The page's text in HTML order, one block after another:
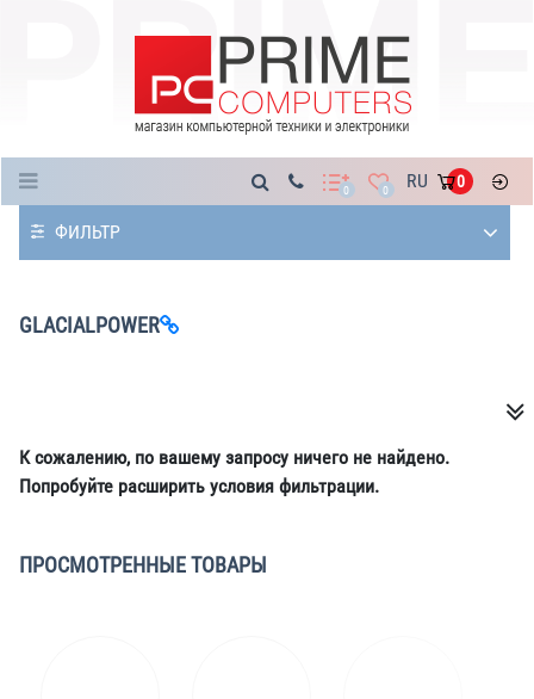
0 0 RU 0
ФИЛЬТР
GLACIALPOWER
К сожалению, по вашему запросу ничего не найдено.
Попробуйте расширить условия фильтрации.
ПРОСМОТРЕННЫЕ ТОВАРЫ